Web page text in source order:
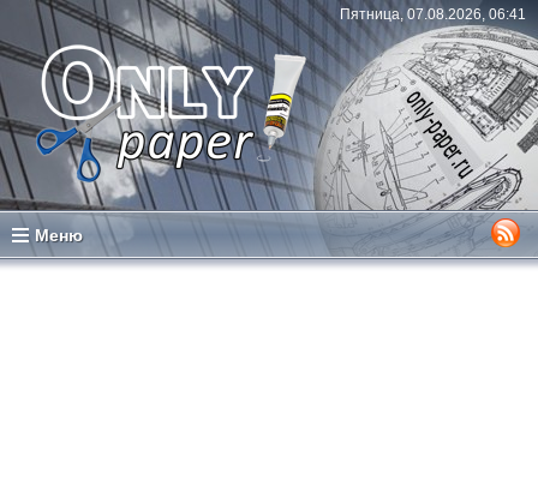
Пятница, 07.08.2026, 06:41
Меню